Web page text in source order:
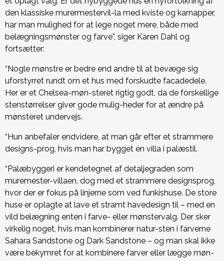
den klassiske murermestervil-la med kviste og karnapper,
har man mulighed for at lege noget mere, både med
belægningsmønster og farve”, siger Karen Dahl og
fortsætter:
“Nogle mønstre er bedre end andre til at bevæge sig
uforstyrret rundt om et hus med forskudte facadedele.
Her er et Chelsea-møn-steret rigtig godt, da de forskellige
stenstørrelser giver gode mulig-heder for at ændre på
mønsteret undervejs.
“Hun anbefaler endvidere, at man går efter et strammere
designs-prog, hvis man har bygget en villa i palæstil.
“Palæbyggeri er kendetegnet af detaljegraden som
muremester-villaen, dog med et strammere designsprog,
hvor der er fokus på linjerne som ved funkishuse. De store
huse er oplagte at lave et stramt havedesign til – med en
vild belægning enten i farve- eller mønstervalg. Der sker
virkelig noget, hvis man kombinerer natur-sten i farverne
Sahara Sandstone og Dark Sandstone – og man skal ikke
være bekymret for at kombinere farver eller lægge møn-